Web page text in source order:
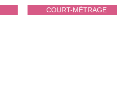
COURT-MÉTRAGE